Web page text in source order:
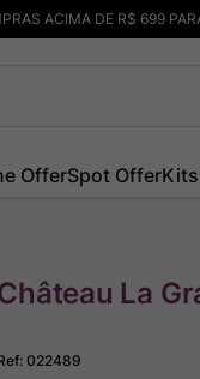
ACIMA DE R$ 699
OfferSpot OfferKits
La
:022489